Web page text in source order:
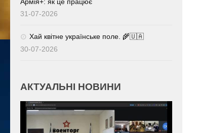
31-07-2026
Хай квітне українське поле. 🌾🇺🇦
30-07-2026
АКТУАЛЬНІ НОВИНИ